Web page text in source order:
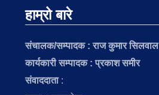
हाम्रो बारे
संचालक/सम्पादक :राज कुमार सिलवाल
कार्यकारी सम्पादक : प्रकाश समीर
संवाददाता: